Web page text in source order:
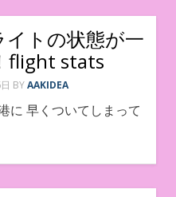
トの状態が一
flight stats
BY AAKIDEA
に 早くついてしまって